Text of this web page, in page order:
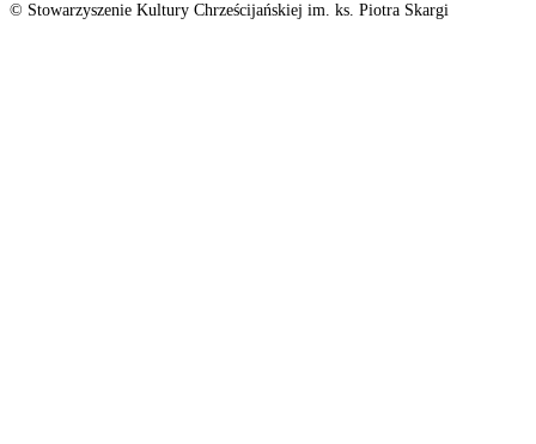
© Stowarzyszenie Kultury Chrześcijańskiej im. ks. Piotra Skargi